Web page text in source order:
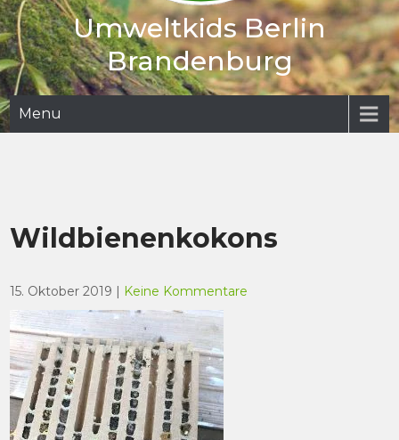
Umweltkids Berlin
Brandenburg
Menu
Wildbienenkokons
15. Oktober 2019 | Keine Kommentare